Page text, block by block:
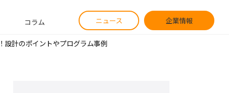
コラム ニュース 企業情報
設計のポイントやプログラム事例